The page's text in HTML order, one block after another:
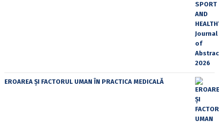
EROAREA ȘI FACTORUL UMAN ÎN PRACTICA MEDICALĂ